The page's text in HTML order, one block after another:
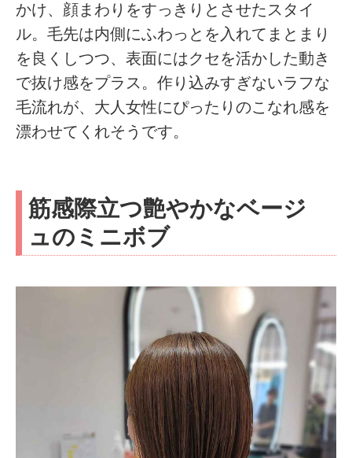
かけ、顔まわりをすっきりとさせたスタイ
ル。毛先は内側にふわっとを入れてまとまり
を良くしつつ、表面にはクセを活かした動き
で抜け感をプラス。作り込みすぎないラフな
毛流れが、大人女性にぴったりのこなれ感を
漂わせてくれそうです。
筋感際立つ艶やかなベージ
ュのミニボブ